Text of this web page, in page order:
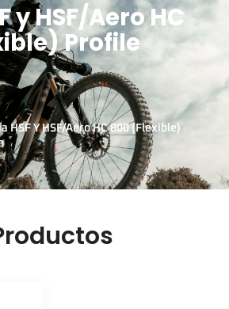
y HSF/Aero HC
Profile
HSF Y HSF/Aero HC 800 (flexible)